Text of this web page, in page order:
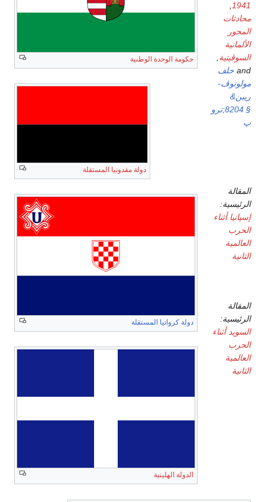
حكومة الوحدة الوطنية
دولة مقدونيا المستقلة
دولة كرواتيا المستقلة
الدولة الهلينية
1941
,
محادثات
المحور
الألمانية
السوڤيتية,
and حلف
مولوتوڤ-
ريبن&
§ 8204;ترو
پ
المقالة
الرئيسية:
إسپانيا أثناء
الحرب
العالمية
الثانية
المقالة
الرئيسية:
السويد أثناء
الحرب
العالمية
الثانية